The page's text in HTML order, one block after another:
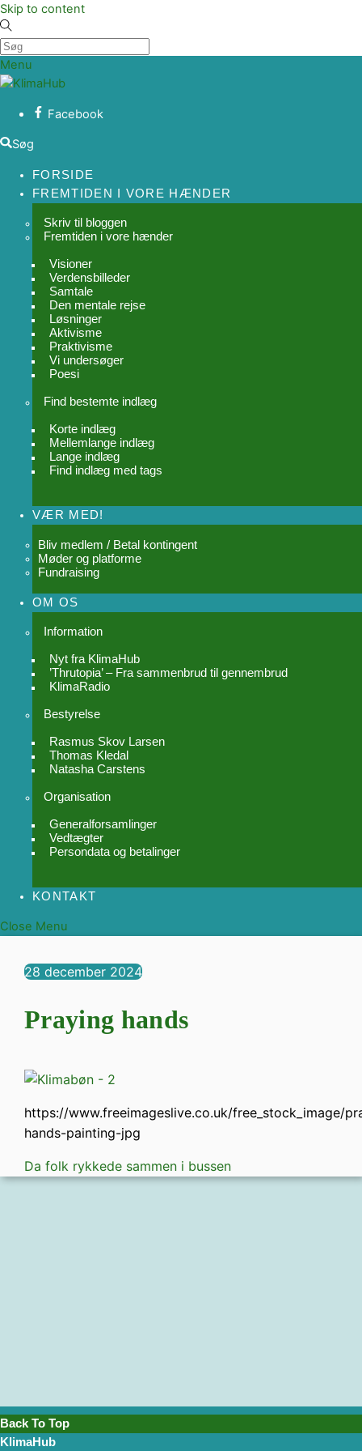
Skip to content
Menu
Facebook
Søg
FORSIDE
FREMTIDEN I VORE HÆNDER
Skriv til bloggen
Fremtiden i vore hænder
Visioner
Verdensbilleder
Samtale
Den mentale rejse
Løsninger
Aktivisme
Praktivisme
Vi undersøger
Poesi
Find bestemte indlæg
Korte indlæg
Mellemlange indlæg
Lange indlæg
Find indlæg med tags
VÆR MED!
Bliv medlem / Betal kontingent
Møder og platforme
Fundraising
OM OS
Information
Nyt fra KlimaHub
’Thrutopia’ – Fra sammenbrud til gennembrud
KlimaRadio
Bestyrelse
Rasmus Skov Larsen
Thomas Kledal
Natasha Carstens
Organisation
Generalforsamlinger
Vedtægter
Persondata og betalinger
KONTAKT
Close Menu
28 december 2024
Praying hands
https://www.freeimageslive.co.uk/free_stock_image/
hands-painting-jpg
Da folk rykkede sammen i bussen
Back To Top
KlimaHub